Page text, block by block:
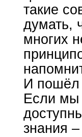
такие
думать,
многих
И пошёл
Если мы
знания